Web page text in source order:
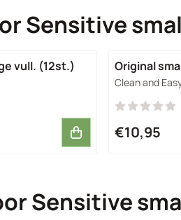
Sensitive
vull. (12st.) Original
Merk:
Clean and
Prijs: 10,95
€10,95
Sensitive